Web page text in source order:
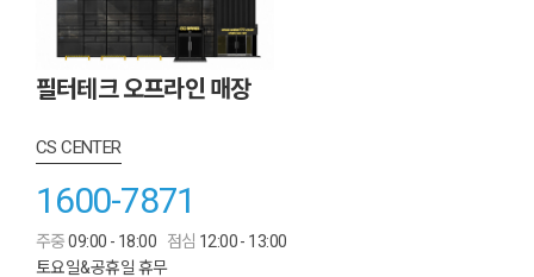
필터테크 오프라인 매장
CS CENTER
1600-7871
주중09:00 - 18:00 점심 12:00 - 13:00
토요일&공휴일 휴무